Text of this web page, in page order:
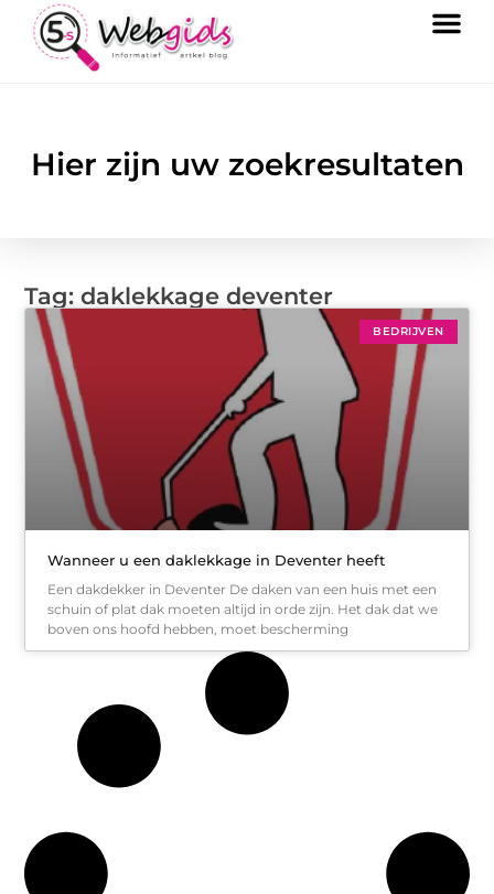
Hier zijn uw zoekresultaten
Tag: daklekkage deventer
BEDRIJVEN
Wanneer u een daklekkage in Deventer heeft
Een dakdekker in Deventer De daken van een huis met een
schuin of plat dak moeten altijd in orde zijn. Het dak dat we
boven ons hoofd hebben, moet bescherming